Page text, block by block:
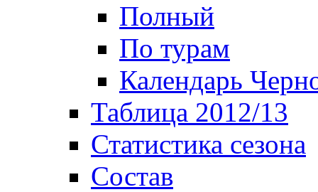
Полный
По турам
Календарь
Таблица 2012/13
Статистика сезона
Состав